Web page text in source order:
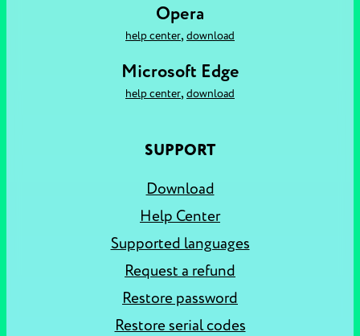
Opera
help center, download
Microsoft Edge
help center, download
SUPPORT
Download
Help Center
Supported languages
Request a refund
Restore password
Restore serial codes